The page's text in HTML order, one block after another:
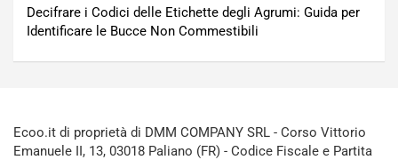
Decifrare i Codici delle Etichette degli Agrumi: Guida per
Identificare le Bucce Non Commestibili
Ecoo.it di proprietà di DMM COMPANY SRL - Corso Vittorio
Emanuele II, 13, 03018 Paliano (FR) - Codice Fiscale e Partita